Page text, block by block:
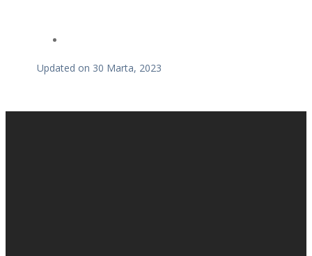
Updated on 30 Marta, 2023